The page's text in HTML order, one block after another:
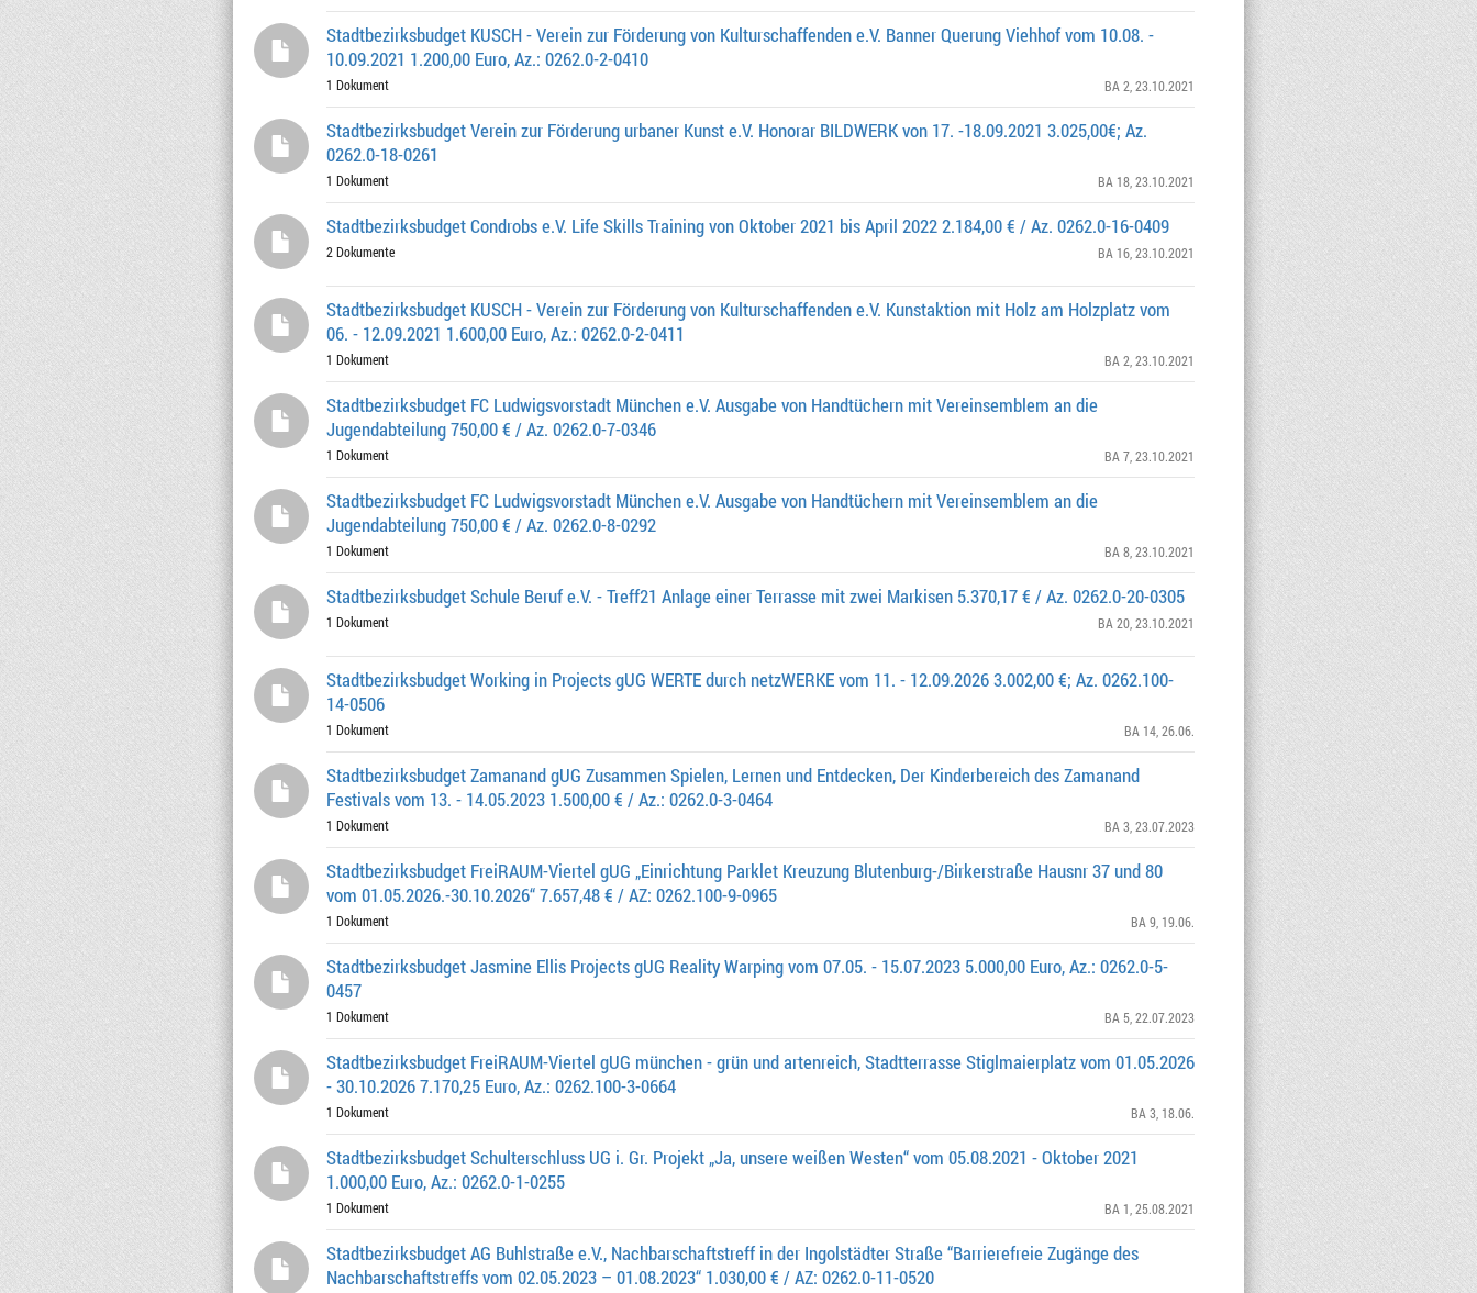
Stadtbezirksbudget KUSCH - Verein zur Förderung von Kulturschaffenden e.V. Banner Querung Viehhof vom 10.08. -
10.09.2021 1.200,00 Euro, Az.: 0262.0-2-0410
1 Dokument BA 2 , 23.10.2021
Stadtbezirksbudget Verein zur Förderung urbaner Kunst e.V. Honorar BILDWERK von 17. -18.09.2021 3.025,00€; Az.
0262.0-18-0261
1 Dokument BA 18, 23.10.2021
Stadtbezirksbudget Condrobs e.V. Life Skills Training von Oktober 2021 bis April 2022 2.184,00 € / Az. 0262.0-16-0409
2 Dokumente BA 16, 23.10.2021
Stadtbezirksbudget KUSCH - Verein zur Förderung von Kulturschaffenden e.V. Kunstaktion mit Holz am Holzplatz vom
06. - 12.09.2021 1.600,00 Euro, Az.: 0262.0-2-0411
1 Dokument BA 2 , 23.10.2021
Stadtbezirksbudget FC Ludwigsvorstadt München e.V. Ausgabe von Handtüchern mit Vereinsemblem an die
Jugendabteilung 750,00 € / Az. 0262.0-7-0346
1 Dokument BA 7, 23.10.2021
Stadtbezirksbudget FC Ludwigsvorstadt München e.V. Ausgabe von Handtüchern mit Vereinsemblem an die
Jugendabteilung 750,00 € / Az. 0262.0-8-0292
1 Dokument BA 8, 23.10.2021
Stadtbezirksbudget Schule Beruf e.V. - Treff21 Anlage einer Terrasse mit zwei Markisen 5.370,17 € / Az. 0262.0-20-0305
1 Dokument BA 20, 23.10.2021
Stadtbezirksbudget Working in Projects gUG WERTE durch netzWERKE vom 11. - 12.09.2026 3.002,00 €; Az. 0262.100-
14-0506
1 Dokument BA 14, 26.06.
Stadtbezirksbudget Zamanand gUG Zusammen Spielen, Lernen und Entdecken, Der Kinderbereich des Zamanand
Festivals vom 13. - 14.05.2023 1.500,00 € / Az.: 0262.0-3-0464
1 Dokument BA 3, 23.07.2023
Stadtbezirksbudget FreiRAUM-Viertel gUG „Einrichtung Parklet Kreuzung Blutenburg-/Birkerstraße Hausnr 37 und 80
vom 01.05.2026.-30.10.2026“ 7.657,48 € / AZ: 0262.100-9-0965
1 Dokument BA 9, 19.06.
Stadtbezirksbudget Jasmine Ellis Projects gUG Reality Warping vom 07.05. - 15.07.2023 5.000,00 Euro, Az.: 0262.0-5-
0457
1 Dokument BA 5, 22.07.2023
Stadtbezirksbudget FreiRAUM-Viertel gUG münchen - grün und artenreich, Stadtterrasse Stiglmaierplatz vom 01.05.2026
- 30.10.2026 7.170,25 Euro, Az.: 0262.100-3-0664
1 Dokument BA 3, 18.06.
Stadtbezirksbudget Schulterschluss UG i. Gr. Projekt „Ja, unsere weißen Westen“ vom 05.08.2021 - Oktober 2021
1.000,00 Euro, Az.: 0262.0-1-0255
1 Dokument BA 1 , 25.08.2021
Stadtbezirksbudget AG Buhlstraße e.V., Nachbarschaftstreff in der Ingolstädter Straße “Barrierefreie Zugänge des
Nachbarschaftstreffs vom 02.05.2023 – 01.08.2023“ 1.030,00 € / AZ: 0262.0-11-0520